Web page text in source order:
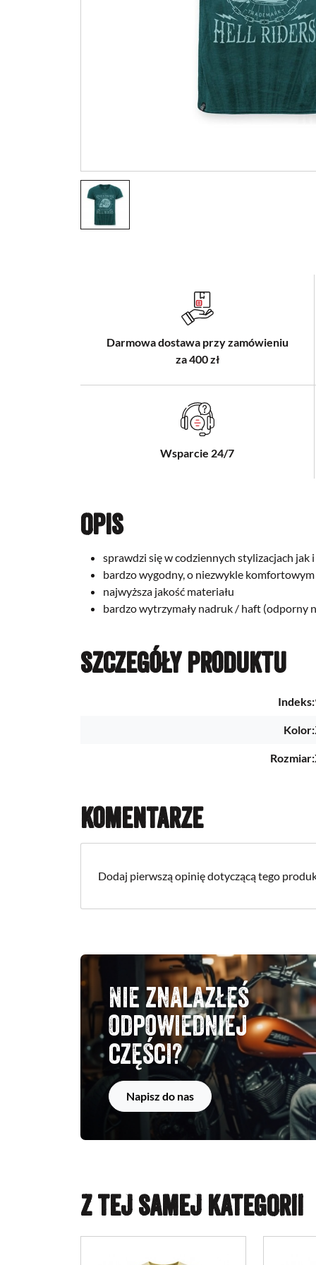
Darmowa dostawa przy zamówieniu
za 400 zł
Wsparcie 24/7
Opis
sprawdzi się w codziennych stylizacjach
bardzo wygodny, o niezwykle
najwyższa jakość materiału
bardzo wytrzymały nadruk / haft (odporny
Szczegóły produktu
Indeks:
Kolor:
Rozmiar:
Komentarze
Dodaj pierwszą opinię dotyczącą tego
Nie znalazłeś
odpowiedniej
części?
Napisz do nas
Z TEJ SAMEJ KATEGORII